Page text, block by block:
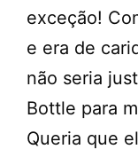
exceção!
e era de
não seria
Bottle para
Queria que